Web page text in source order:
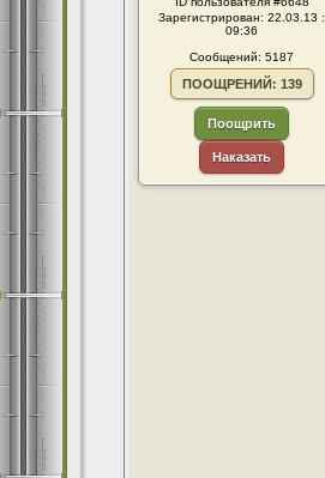
Зарегистрирован: 22.03.13 :
09:36
Сообщений: 5187
ПООЩРЕНИЙ: 139
Поощрить
Наказать